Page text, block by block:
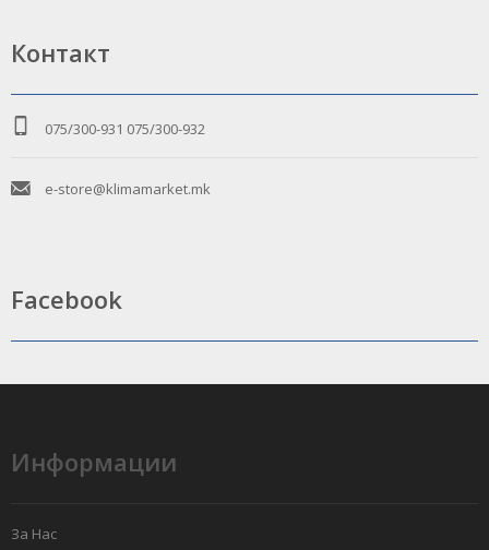
Контакт
075/300-931 075/300-932
e-store@klimamarket.mk
Facebook
Информации
За Нас